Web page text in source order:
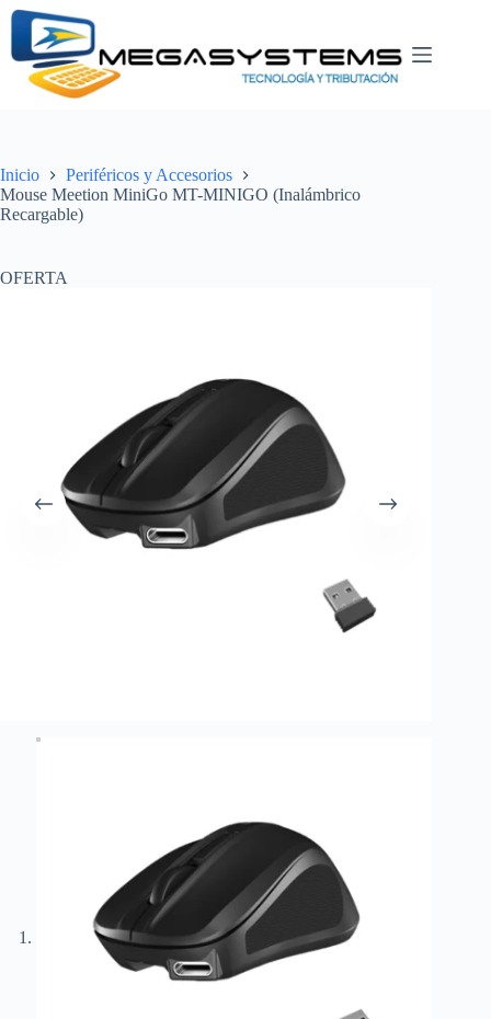
Saltar
contenido
Inicio
Periféricos y Accesorios
Mouse Meetion MiniGo MT-MINIGO (Inalámbrico
Recargable)
OFERTA